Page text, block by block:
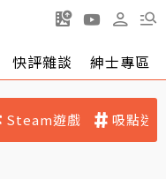
快評雜談 紳士專區
Steam遊戲 吸點迷